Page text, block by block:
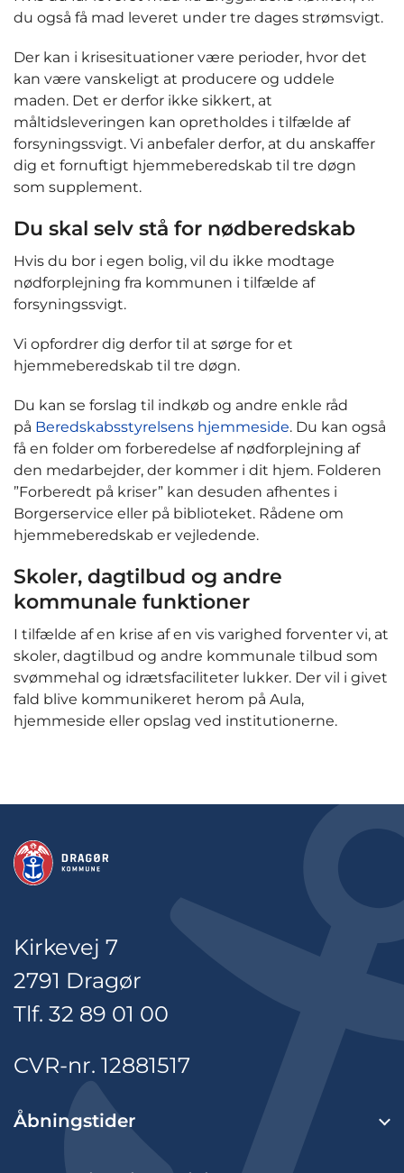
du også få mad leveret under tre dages strømsvigt.
Der kan i krisesituationer være perioder, hvor det
kan være vanskeligt at producere og uddele
maden. Det er derfor ikke sikkert, at
måltidsleveringen kan opretholdes i tilfælde af
forsyningssvigt. Vi anbefaler derfor, at du anskaffer
dig et fornuftigt hjemmeberedskab til tre døgn
som supplement.
Du skal selv stå for nødberedskab
Hvis du bor i egen bolig, vil du ikke modtage
nødforplejning fra kommunen i tilfælde af
forsyningssvigt.
Vi opfordrer dig derfor til at sørge for et
hjemmeberedskab til tre døgn.
Du kan se forslag til indkøb og andre enkle råd
på Beredskabsstyrelsens hjemmeside. Du kan også
få en folder om forberedelse af nødforplejning af
den medarbejder, der kommer i dit hjem. Folderen
”Forberedt på kriser” kan desuden afhentes i
Borgerservice eller på biblioteket. Rådene om
hjemmeberedskab er vejledende.
Skoler, dagtilbud og andre
kommunale funktioner
I tilfælde af en krise af en vis varighed forventer vi, at
skoler, dagtilbud og andre kommunale tilbud som
svømmehal og idrætsfaciliteter lukker. Der vil i givet
fald blive kommunikeret herom på Aula,
hjemmeside eller opslag ved institutionerne.
Kirkevej 7
2791 Dragør
Tlf. 32 89 01 00
CVR-nr. 12881517
Åbningstider